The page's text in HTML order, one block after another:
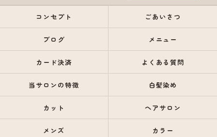
コンセプト ごあいさつ
ブログ メニュー
カード決済 よくある質問
当サロンの特徴 白髪染め
カット ヘアサロン
メンズ カラー